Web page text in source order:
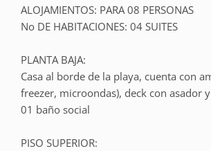
ALOJAMIENTOS: PARA 08 PERSONAS
No DE HABITACIONES: 04 SUITES
PLANTA BAJA:
Casa al borde de la playa, cuenta con
freezer, microondas), deck con asador
01 baño social
PISO SUPERIOR: